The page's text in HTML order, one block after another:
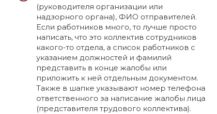
(руководителя организации или
надзорного органа), ФИО отправителей.
Если работников много, то лучше просто
написать, что это коллектив сотрудников
какого-то отдела, а список работников с
указанием должностей и фамилий
представить в конце жалобы или
приложить к ней отдельным документом.
Также в шапке указывают номер телефона
ответственного за написание жалобы лица
(представителя трудового коллектива).